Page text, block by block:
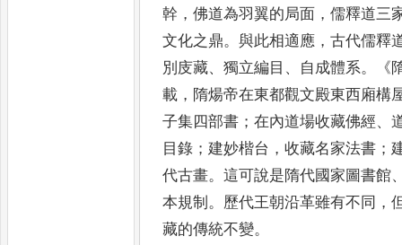
幹 ，佛道為羽翼的局面 ，儒釋道三
文化之鼎。與此相適應 ，古代儒釋
別庋藏、獨立編 目 、 自成體系。《
載 ， 隋煬帝在東都觀文殿東西廂構
子集四部書 ；在內道場收藏佛經、
目錄 ；建妙楷台 ，收藏名家法書 ；
代古畫。這可說是隋代國家圖書館
本規制 。 歷代王朝沿革雖有不同 ，
藏的傳統不變。